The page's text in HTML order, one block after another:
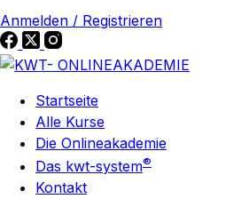
Anmelden / Registrieren
Startseite
Alle Kurse
Die Onlineakademie
Das kwt-system®
Kontakt